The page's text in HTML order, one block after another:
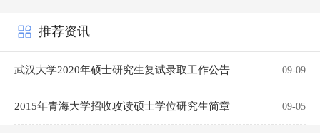
推荐资讯
武汉大学2020年硕士研究生复试录取工作公告 09-09
2015年青海大学招收攻读硕士学位研究生简章 09-05